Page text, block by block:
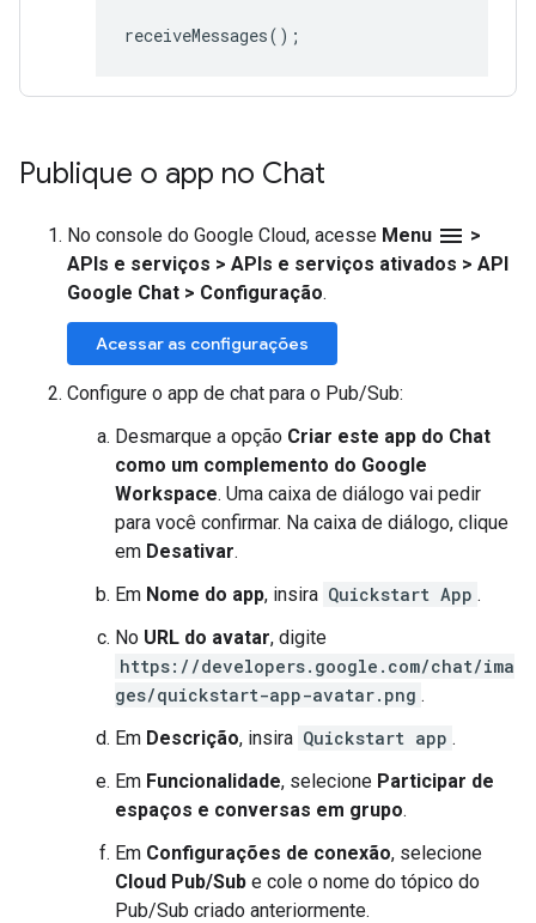
receiveMessages();
Publique o app no Chat
No console do Google Cloud, acesse Menu menu >
APIs e serviços > APIs e serviços ativados > API
Google Chat > Configuração.
Acessar as configurações
Configure o app de chat para o Pub/Sub:
Desmarque a opção Criar este app do Chat
como um complemento do Google
Workspace. Uma caixa de diálogo vai pedir
para você confirmar. Na caixa de diálogo, clique
em Desativar.
Em Nome do app, insira Quickstart App .
No URL do avatar, digite
https://developers.google.com/chat/ima
ges/quickstart-app-avatar.png .
Em Descrição, insira Quickstart app .
Em Funcionalidade, selecione Participar de
espaços e conversas em grupo.
Em Configurações de conexão, selecione
Cloud Pub/Sub e cole o nome do tópico do
Pub/Sub criado anteriormente.